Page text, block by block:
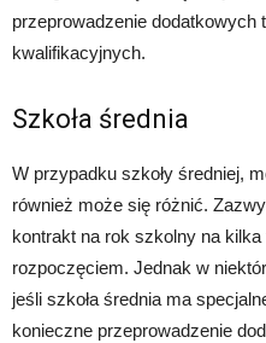
przeprowadzenie dodatkowych
kwalifikacyjnych.
Szkoła średnia
W przypadku szkoły średniej,
również może się różnić.
kontrakt na rok szkolny na
rozpoczęciem. Jednak w
jeśli szkoła średnia ma
konieczne przeprowadzenie